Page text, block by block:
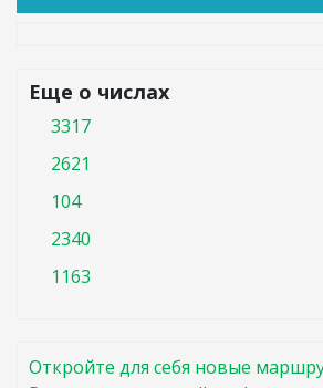
Еще о числах
3317
2621
104
2340
1163
Откройте для себя новые